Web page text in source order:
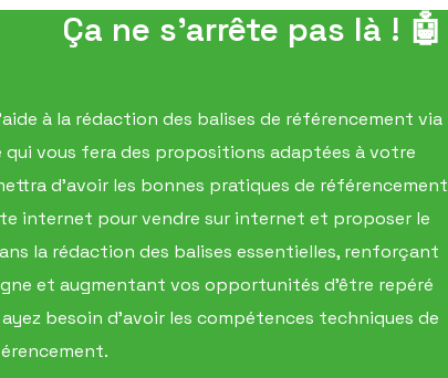
Ça ne s'arrête pas là ! 🤖
à la rédaction des balises de référencement via
vous fera des propositions adaptées à votre
d'avoir les bonnes pratiques de référencement
internet pour vendre sur internet et proposer le
la rédaction des balises essentielles, renforçant
et augmentant vos opportunités d'être repéré
besoin d'avoir les compétences techniques de